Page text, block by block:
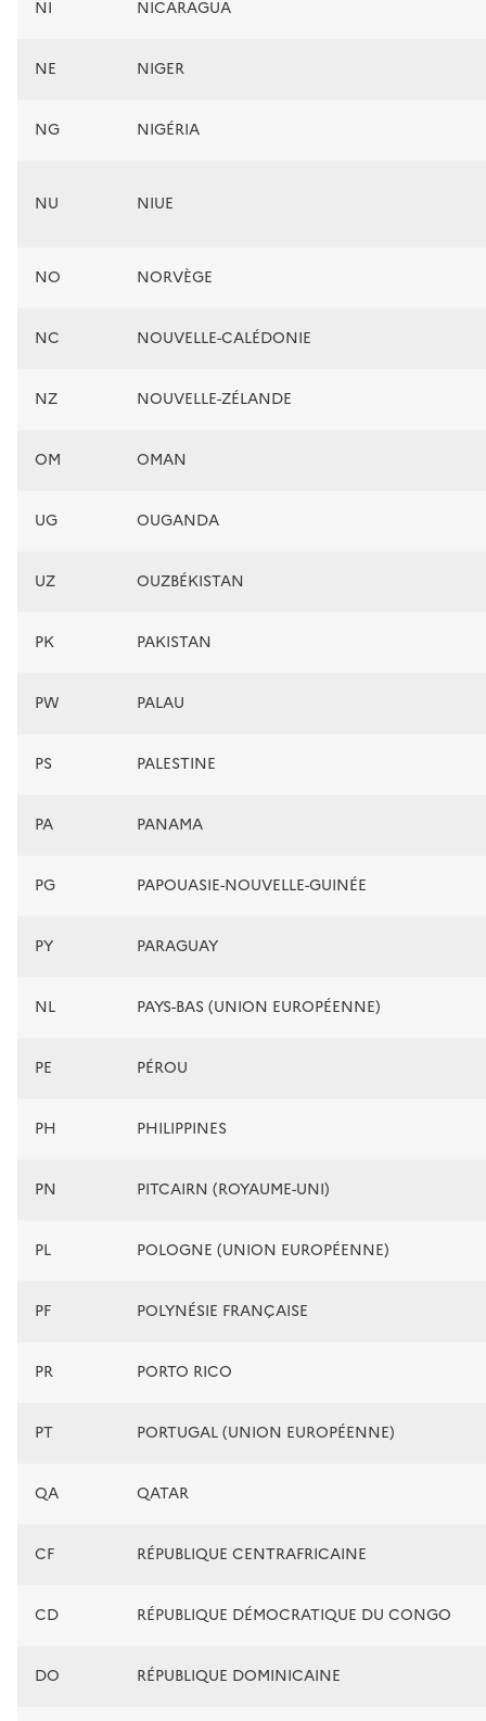
NI NICARAGUA
NE NIGER
NG NIGÉRIA
NU NIUE
NO NORVÈGE
NC NOUVELLE-CALÉDONIE
NZ NOUVELLE-ZÉLANDE
OM OMAN
UG OUGANDA
UZ OUZBÉKISTAN
PK PAKISTAN
PW PALAU
PS PALESTINE
PA PANAMA
PG PAPOUASIE-NOUVELLE-GUINÉE
PY PARAGUAY
NL PAYS-BAS (UNION EUROPÉENNE)
PE PÉROU
PH PHILIPPINES
PN PITCAIRN (ROYAUME-UNI)
PL POLOGNE (UNION EUROPÉENNE)
PF POLYNÉSIE FRANÇAISE
PR PORTO RICO
PT PORTUGAL (UNION EUROPÉENNE)
QA QATAR
CF RÉPUBLIQUE CENTRAFRICAINE
CD RÉPUBLIQUE DÉMOCRATIQUE DU CONGO
DO RÉPUBLIQUE DOMINICAINE